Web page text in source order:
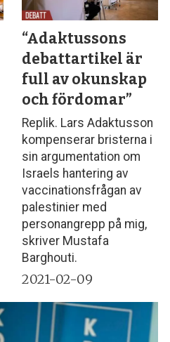
“Adaktussons
debattartikel är
full av okunskap
och fördomar”
Replik. Lars Adaktusson
kompenserar bristerna i
sin argumentation om
Israels hantering av
vaccinationsfrågan av
palestinier med
personangrepp på mig,
skriver Mustafa
Barghouti.
2021-02-09